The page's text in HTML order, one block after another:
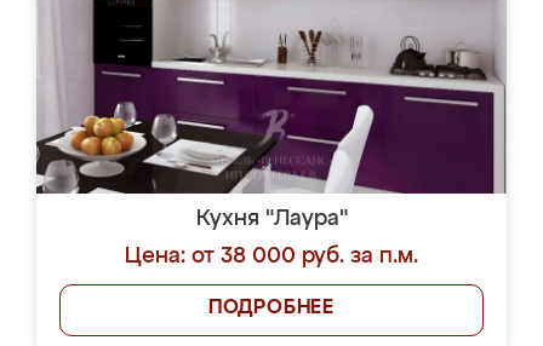
Кухня "Лаура"
Цена: от 38 000 руб. за п.м.
ПОДРОБНЕЕ